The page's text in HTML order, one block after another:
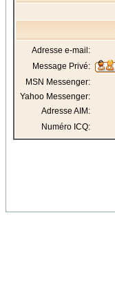
Adresse e-mail:
Message Privé:
MSN Messenger:
Yahoo Messenger:
Adresse AIM:
Numéro ICQ: